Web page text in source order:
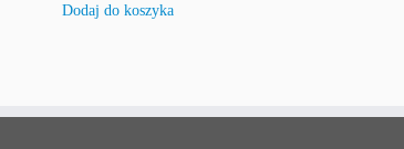
Dodaj do koszyka